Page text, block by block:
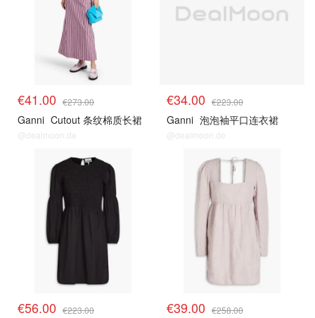
€41.00 €273.00
Ganni Cutout 条纹棉质长裙
@dealmoon.de
€34.00 €223.00
Ganni 泡泡袖平口连衣裙
@dealmoon.de
€56.00 €223.00 €39.00 €258.00